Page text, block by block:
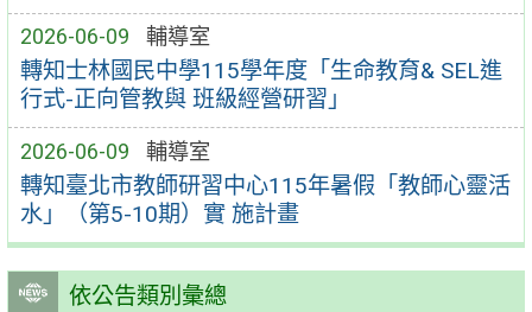
2026-06-09 輔導室
轉知士林國民中學115學年度「生命教育& SEL進
行式-正向管教與 班級經營研習」
2026-06-09 輔導室
轉知臺北市教師研習中心115年暑假「教師心靈活
水」（第5-10期）實 施計畫
依公告類別彙總